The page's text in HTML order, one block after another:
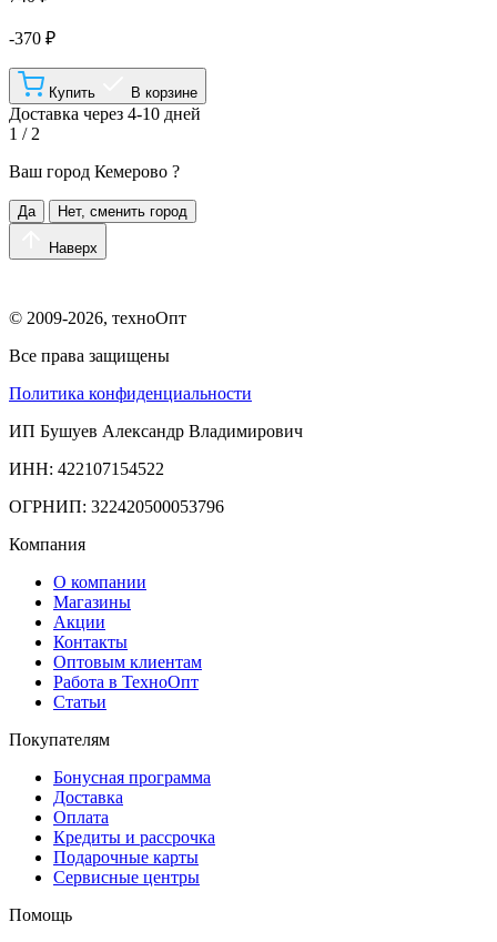
-370 ₽
Купить В корзине
Доставка через 4-10 дней
1 / 2
Ваш город Кемерово ?
Да Нет, сменить город
Наверх
© 2009-2026, техноОпт
Все права защищены
Политика конфиденциальности
ИП Бушуев Александр Владимирович
ИНН: 422107154522
ОГРНИП: 322420500053796
Компания
О компании
Магазины
Акции
Контакты
Оптовым клиентам
Работа в ТехноОпт
Статьи
Покупателям
Бонусная программа
Доставка
Оплата
Кредиты и рассрочка
Подарочные карты
Сервисные центры
Помощь